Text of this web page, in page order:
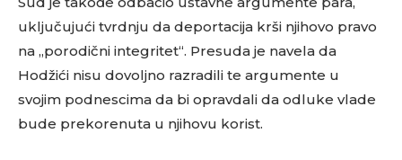
uključujući tvrdnju da deportacija krši njihovo pravo
na „porodični integritet“. Presuda je navela da
Hodžići nisu dovoljno razradili te argumente u
svojim podnescima da bi opravdali da odluke vlade
bude prekorenuta u njihovu korist.